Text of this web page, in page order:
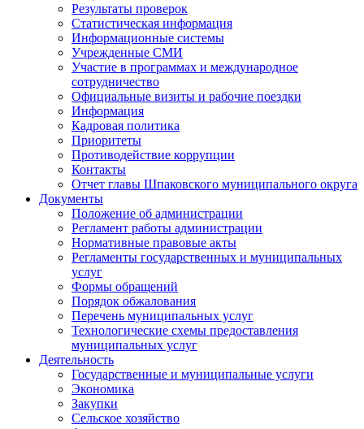
Результаты проверок
Статистическая информация
Информационные системы
Учрежденные СМИ
Участие в программах и международное
сотрудничество
Официальные визиты и рабочие поездки
Информация
Кадровая политика
Приоритеты
Противодействие коррупции
Контакты
Отчет главы Шпаковского муниципального округа
Документы
Положение об администрации
Регламент работы администрации
Нормативные правовые акты
Регламенты государственных и муниципальных
услуг
Формы обращений
Порядок обжалования
Перечень муниципальных услуг
Технологические схемы предоставления
муниципальных услуг
Деятельность
Государственные и муниципальные услуги
Экономика
Закупки
Сельское хозяйство